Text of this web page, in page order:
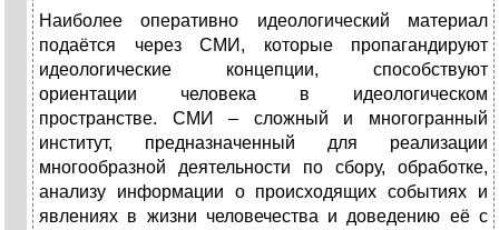
Наиболее оперативно идеологический материал
подаётся через СМИ, которые пропагандируют
идеологические концепции, способствуют
ориентации человека в идеологическом
пространстве. СМИ – сложный и многогранный
институт, предназначенный для реализации
многообразной деятельности по сбору, обработке,
анализу информации о происходящих событиях и
явлениях в жизни человечества и доведению её с